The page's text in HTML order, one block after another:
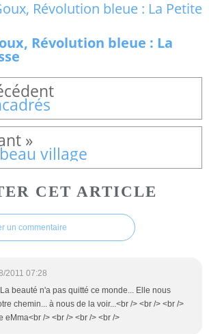
Révolution bleue : La
village
CET ARTICLE
un commentaire
2011 07:28
beauté n'a pas quitté ce monde... Elle nous
chemin... à nous de la voir...<br /> <br /> <br />
eMma<br /> <br /> <br /> <br />